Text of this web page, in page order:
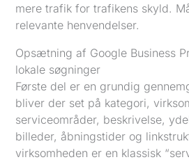
mere trafik for trafikens skyld.
relevante henvendelser.
Opsætning af Google Business
lokale søgninger
Første del er en grundig
bliver der set på kategori,
serviceområder, beskrivelse,
billeder, åbningstider og
virksomheden er en klassisk